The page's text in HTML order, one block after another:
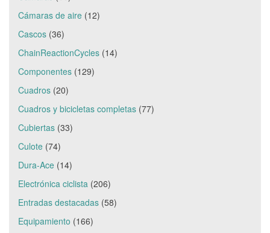
Cámaras de aire (12)
Cascos (36)
ChainReactionCycles (14)
Componentes (129)
Cuadros (20)
Cuadros y bicicletas completas (77)
Cubiertas (33)
Culote (74)
Dura-Ace (14)
Electrónica ciclista (206)
Entradas destacadas (58)
Equipamiento (166)